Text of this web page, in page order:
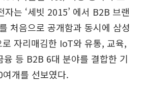
는 ‘세빗 2015’ 에서 B2B 브랜
처음으로 공개함과 동시에 삼성
자리매김한 IoT와 유통, 교육,
융 등 B2B 6대 분야를 결합한 기
개를 선보였다.